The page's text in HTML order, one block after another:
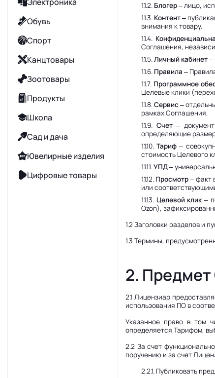
Обувь
Спорт
Канцтовары
Зоотовары
Продукты
Школа
Сад и дача
Ювелирные изделия
Цифровые товары
1.1.2. Блогер– лицо,
1.1.3. Контент–
внимания к товару.
1.1.4.
Соглашения,
1.1.5.Личный кабинет–
1.1.6. Правила –
1.1.7. Программное
Целевые клики
1.1.8.Сервис–
рамках Соглашения.
1.1.9. Счет– документ
определяющие
1.1.10.Тариф –
стоимость Целевого
1.1.11.УПД–
1.1.12. Просмотр – факт
или
1.1.13. Целевой клик –
Ozon),
1.2 Заголовки разделов и
1.3 Термины,
2.
2.1 Лицензиар
использования ПО в
Указанное право в том
определяется Тарифом,
2.2 За счет
поручению и за счет
2.2.1. Публиковать